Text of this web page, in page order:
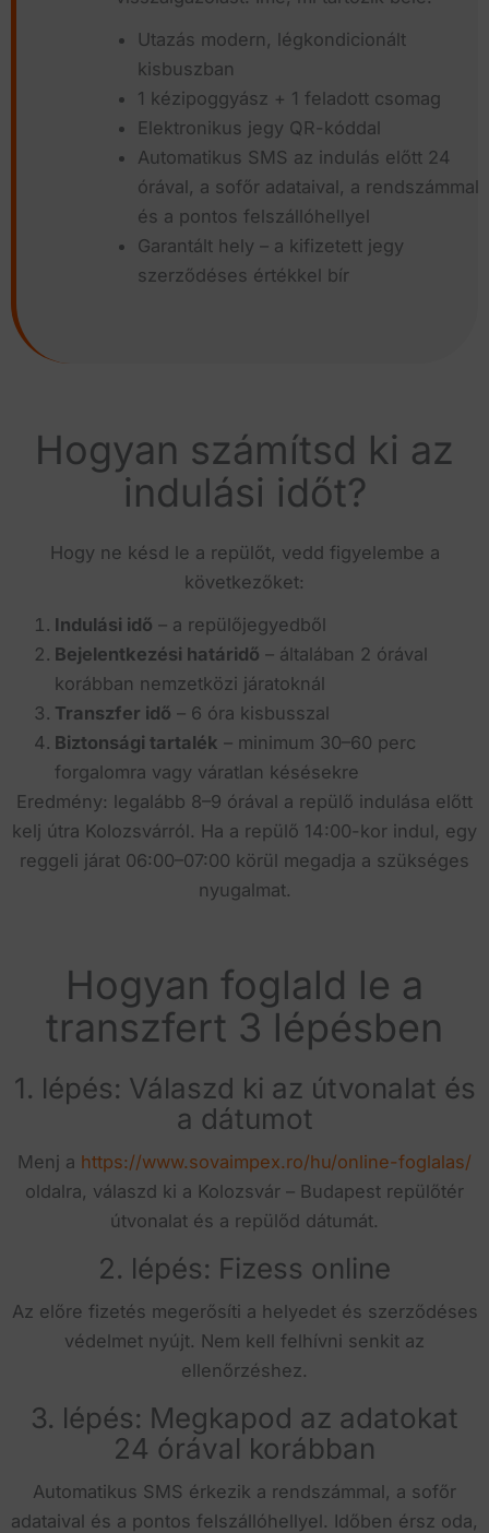
Utazás modern, légkondicionált
kisbuszban
1 kézipoggyász + 1 feladott csomag
Elektronikus jegy QR-kóddal
Automatikus SMS az indulás előtt 24
órával, a sofőr adataival, a rendszámmal
és a pontos felszállóhellyel
Garantált hely – a kifizetett jegy
szerződéses értékkel bír
Hogyan számítsd ki az
indulási időt?
Hogy ne késd le a repülőt, vedd figyelembe a
következőket:
Indulási idő – a repülőjegyedből
Bejelentkezési határidő – általában 2 órával
korábban nemzetközi járatoknál
Transzfer idő – 6 óra kisbusszal
Biztonsági tartalék – minimum 30–60 perc
forgalomra vagy váratlan késésekre
Eredmény: legalább 8–9 órával a repülő indulása előtt
kelj útra Kolozsvárról. Ha a repülő 14:00-kor indul, egy
reggeli járat 06:00–07:00 körül megadja a szükséges
nyugalmat.
Hogyan foglald le a
transzfert 3 lépésben
1. lépés: Válaszd ki az útvonalat és
a dátumot
Menj a https://www.sovaimpex.ro/hu/online-foglalas/
oldalra, válaszd ki a Kolozsvár – Budapest repülőtér
útvonalat és a repülőd dátumát.
2. lépés: Fizess online
Az előre fizetés megerősíti a helyedet és szerződéses
védelmet nyújt. Nem kell felhívni senkit az
ellenőrzéshez.
3. lépés: Megkapod az adatokat
24 órával korábban
Automatikus SMS érkezik a rendszámmal, a sofőr
adataival és a pontos felszállóhellyel. Időben érsz oda,